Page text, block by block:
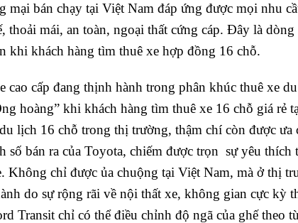
bán chạy tại Việt Nam đáp ứng được mọi nhu
thoải mái, an toàn, ngoại thất cứng cáp. Đây là
khi khách hàng tìm thuê xe hợp đồng 16 chỗ.
cấp đang thịnh hành trong phân khúc thuê xe
hoàng” khi khách hàng tìm thuê xe 16 chỗ giá rẻ
lịch 16 chỗ trong thị trường, thậm chí còn được ưa
số bán ra của Toyota, chiếm được trọn sự yêu thích
Không chỉ được ủa chuộng tại Việt Nam, mà ở thị
do sự rộng rãi về nội thất xe, không gian cực kỳ
Transit chỉ có thể điều chỉnh độ ngã của ghế theo